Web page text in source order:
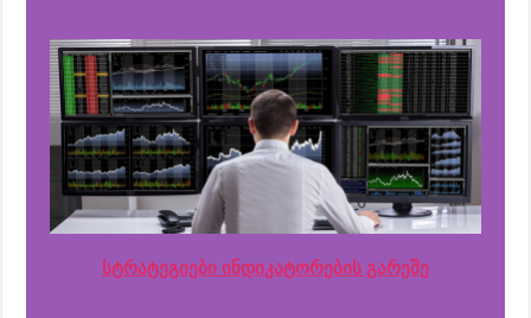
სტრატეგიები ინდიკატორების გარეშე